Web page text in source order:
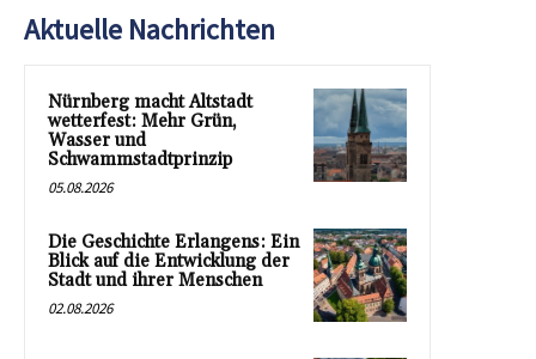
Aktuelle Nachrichten
Nürnberg macht Altstadt
wetterfest: Mehr Grün,
Wasser und
Schwammstadtprinzip
05.08.2026
Die Geschichte Erlangens: Ein
Blick auf die Entwicklung der
Stadt und ihrer Menschen
02.08.2026